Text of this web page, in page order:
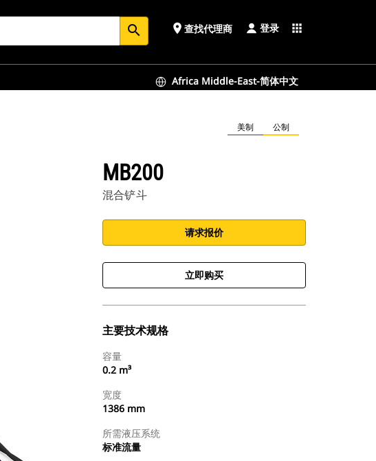
search place 查找代理商 登录 apps
Africa Middle-East-简体中文
美制 公制
MB200
混合铲斗
请求报价
立即购买
主要技术规格
容量
0.2 m³
宽度
1386 mm
所需液压系统
标准流量